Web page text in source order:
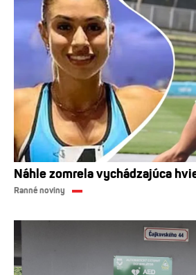
Náhle zomrela vychádzajúca
Ranné noviny